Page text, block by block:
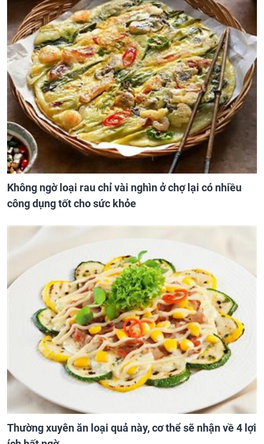
Không ngờ loại rau chỉ vài nghìn ở chợ lại có nhiều
công dụng tốt cho sức khỏe
Thường xuyên ăn loại quả này, cơ thể sẽ nhận về 4 lợi